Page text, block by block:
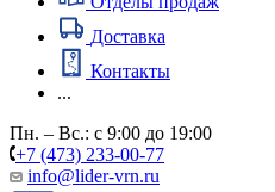
Доставка
Контакты
...
Пн. – Вс.: с 9:00 до 19:00
+7 (473) 233-00-77
info@lider-vrn.ru